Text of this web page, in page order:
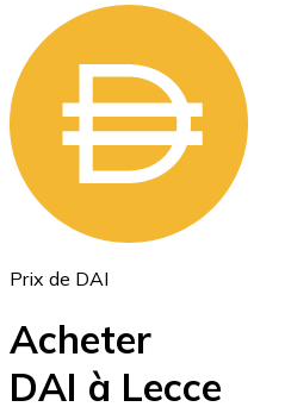
ETH
Prix de DAI
Acheter
DAI à Lecce